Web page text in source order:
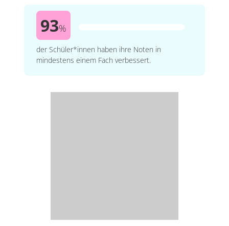
93%
der Schüler*innen haben ihre Noten in
mindestens einem Fach verbessert.